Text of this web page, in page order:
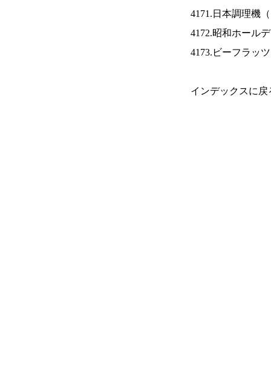
4171.日本調理機（
4172.昭和ホール
4173.ビーフラッ
インデックスに戻